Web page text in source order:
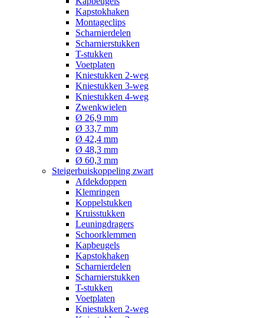
Kapstokhaken
Montageclips
Scharnierdelen
Scharnierstukken
T-stukken
Voetplaten
Kniestukken 2-weg
Kniestukken 3-weg
Kniestukken 4-weg
Zwenkwielen
Ø 26,9 mm
Ø 33,7 mm
Ø 42,4 mm
Ø 48,3 mm
Ø 60,3 mm
Steigerbuiskoppeling zwart
Afdekdoppen
Klemringen
Koppelstukken
Kruisstukken
Leuningdragers
Schoorklemmen
Kapbeugels
Kapstokhaken
Scharnierdelen
Scharnierstukken
T-stukken
Voetplaten
Kniestukken 2-weg